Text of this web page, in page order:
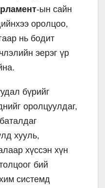
-ын сайн
оролцоо,
нь бодит
эерэг үр
бүрийг
оролцуулдаг,
хууль,
хүссэн хүн
бий
системд